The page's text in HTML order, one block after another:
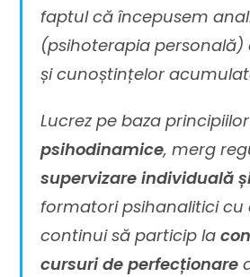
faptul că începusem
(psihoterapia
și cunoștințelor
Lucrez pe baza
psihodinamice, merg
supervizare individuală
formatori psihanalitici cu
continui să particip la
cursuri de perfecționare